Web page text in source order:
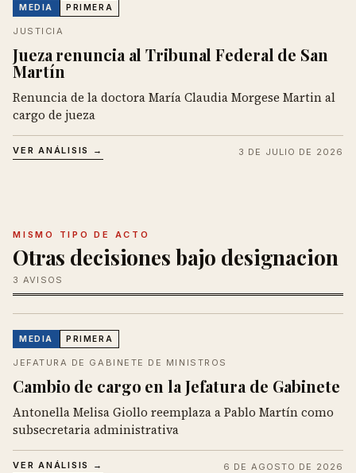
MEDIA PRIMERA
JUSTICIA
Jueza renuncia al Tribunal Federal de San
Martín
Renuncia de la doctora María Claudia Morgese Martin al
cargo de jueza
VER ANÁLISIS → 3 DE JULIO DE 2026
MISMO TIPO DE ACTO
Otras decisiones bajo designacion
3 AVISOS
MEDIA PRIMERA
JEFATURA DE GABINETE DE MINISTROS
Cambio de cargo en la Jefatura de Gabinete
Antonella Melisa Giollo reemplaza a Pablo Martín como
subsecretaria administrativa
VER ANÁLISIS → 6 DE AGOSTO DE 2026